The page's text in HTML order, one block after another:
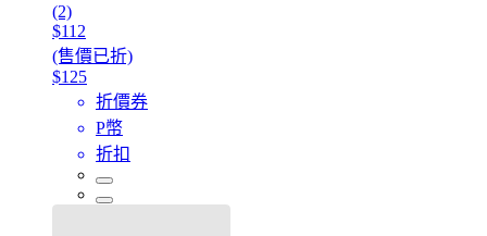
(2)
$112
(售價已折)
$125
折價券
P幣
折扣